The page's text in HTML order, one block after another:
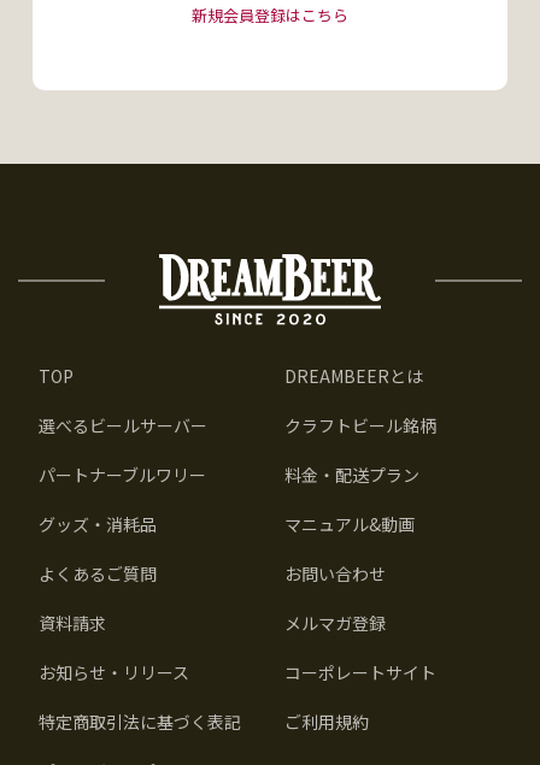
新規会員登録はこちら
TOP DREAMBEERとは
選べるビールサーバー クラフトビール銘柄
パートナーブルワリー 料金・配送プラン
グッズ・消耗品 マニュアル&動画
よくあるご質問 お問い合わせ
資料請求 メルマガ登録
お知らせ・リリース コーポレートサイト
特定商取引法に基づく表記 ご利用規約